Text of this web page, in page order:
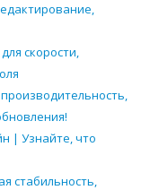
скорости,
| Узнайте, что
стабильность,